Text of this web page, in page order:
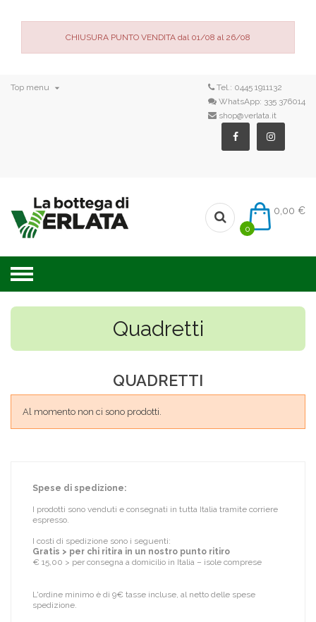
CHIUSURA PUNTO VENDITA dal 01/08 al 26/08
Top menu  Tel.: 0445 1911132
WhatsApp: 335 376014
shop@verlata.it
0,00 €
0
Quadretti
QUADRETTI
Al momento non ci sono prodotti.
Spese di spedizione:
I prodotti sono venduti e consegnati in tutta Italia tramite corriere
espresso.
I costi di spedizione sono i seguenti:
Gratis > per chi ritira in un nostro punto ritiro
€ 15,00 > per consegna a domicilio in Italia – isole comprese
L'ordine minimo è di 9€ tasse incluse, al netto delle spese
spedizione.